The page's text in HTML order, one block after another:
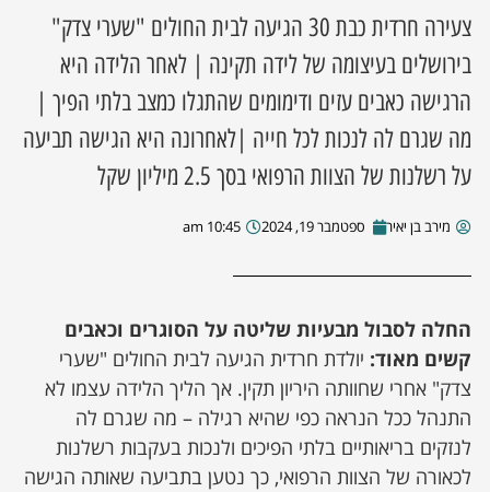
השבוע
מקומית
עסקים
צעירה חרדית כבת 30 הגיעה לבית החולים "שערי צדק"
בירושלים בעיצומה של לידה תקינה | לאחר הלידה היא
הרגישה כאבים עזים ודימומים שהתגלו כמצב בלתי הפיך |
מה שגרם לה לנכות לכל חייה |לאחרונה היא הגישה תביעה
על רשלנות של הצוות הרפואי בסך 2.5 מיליון שקל
מירב בן יאיר ספטמבר 19, 2024 10:45 am
החלה לסבול מבעיות שליטה על הסוגרים וכאבים
קשים מאוד: יולדת חרדית הגיעה לבית החולים "שערי
צדק" אחרי שחוותה היריון תקין. אך הליך הלידה עצמו לא
התנהל ככל הנראה כפי שהיא רגילה – מה שגרם לה
לנזקים בריאותיים בלתי הפיכים ולנכות בעקבות רשלנות
לכאורה של הצוות הרפואי, כך נטען בתביעה שאותה הגישה